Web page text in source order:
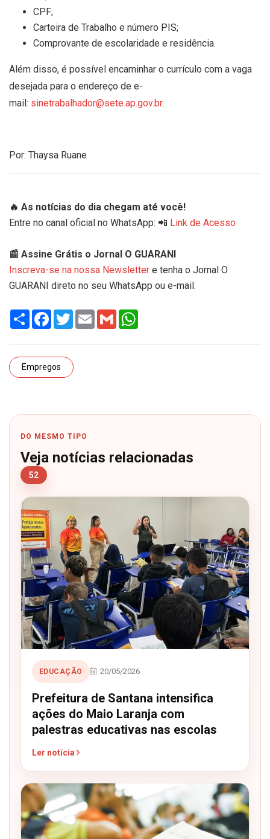
CPF;
Carteira de Trabalho e número PIS;
Comprovante de escolaridade e residência.
Além disso, é possível encaminhar o currículo com a vaga
desejada para o endereço de e-
mail: sinetrabalhador@sete.ap.gov.br.
Por: Thaysa Ruane
🔥 As notícias do dia chegam até você!
Entre no canal oficial no WhatsApp: 📲 Link de Acesso
📰 Assine Grátis o Jornal O GUARANI
Inscreva-se na nossa Newsletter e tenha o Jornal O
GUARANI direto no seu WhatsApp ou e-mail.
Share Facebook
TwitterEmail Gmail
Empregos
DO MESMO TIPO
Veja notícias relacionadas
52
EDUCAÇÃO 20/05/2026
Prefeitura de Santana intensifica
ações do Maio Laranja com
palestras educativas nas escolas
Ler notícia